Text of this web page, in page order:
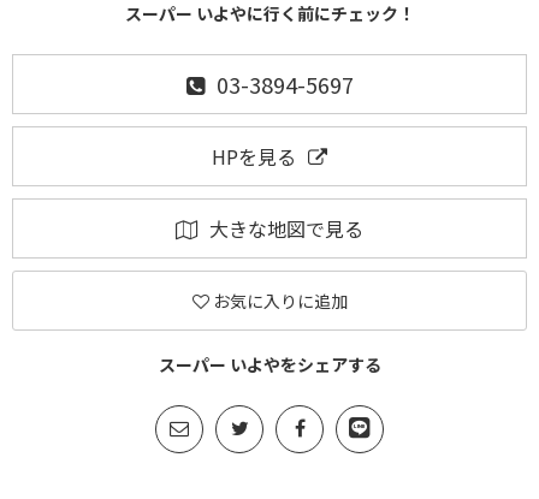
スーパー いよやに行く前にチェック！
03-3894-5697
HPを見る
大きな地図で見る
お気に入りに追加
スーパー いよやをシェアする